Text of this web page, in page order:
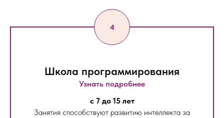
Школа программирования
Узнать подробнее
c 7 до 15 лет
Занятия способствуют развитию интеллекта за